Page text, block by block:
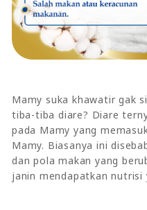
Mamy suka khawatir gak
tiba-tiba diare? Diare
pada Mamy yang
Mamy. Biasanya ini
dan pola makan yang
janin mendapatkan nutrisi